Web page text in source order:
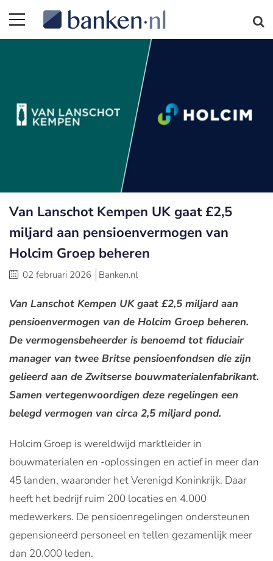
Van Lanschot Kempen UK gaat £2,5
miljard aan pensioenvermogen van
Holcim Groep beheren
02 februari 2026 Banken.nl
Van Lanschot Kempen UK gaat £2,5 miljard aan
pensioenvermogen van de Holcim Groep beheren.
De vermogensbeheerder is benoemd tot fiduciair
manager van twee Britse pensioenfondsen die zijn
gelieerd aan de Zwitserse bouwmaterialenfabrikant.
Samen vertegenwoordigen deze regelingen een
belegd vermogen van circa 2,5 miljard pond.
Holcim Groep is wereldwijd marktleider in
bouwmaterialen en -oplossingen en actief in meer dan
45 landen, waaronder het Verenigd Koninkrijk. Daar
heeft het bedrijf ruim 200 locaties en 4.000
medewerkers. De pensioenregelingen ondersteunen
gepensioneerd personeel en tellen gezamenlijk meer
dan 20.000 leden.